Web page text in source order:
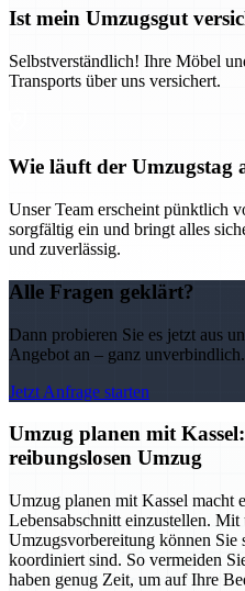
Ist mein Umzugsgut
Selbstverständlich! Ihre Möbel
Transports über uns versichert.
Wie läuft der Umzugstag
Unser Team erscheint pünktlich
sorgfältig ein und bringt alles
und zuverlässig.
Alle Fragen geklärt?
Dann probieren Sie es jetzt aus
Angebot an – ganz unverbindlich.
Jetzt Anfrage starten
Umzug planen mit
reibungslosen Umzug
Umzug planen mit Kassel macht
Lebensabschnitt einzustellen. Mit
Umzugsvorbereitung können Sie
koordiniert sind. So vermeiden
haben genug Zeit, um auf Ihre